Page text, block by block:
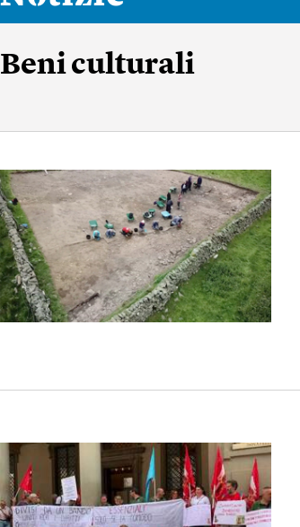
Beni culturali